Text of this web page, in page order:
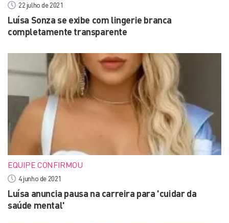
22 julho de 2021
Luísa Sonza se exibe com lingerie branca
completamente transparente
EQUIPE CONFIRMOU
4 junho de 2021
Luísa anuncia pausa na carreira para 'cuidar da
saúde mental'